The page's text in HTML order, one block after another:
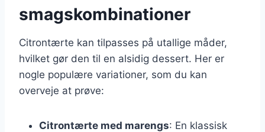
smagskombinationer
Citrontærte kan tilpasses på utallige måder,
hvilket gør den til en alsidig dessert. Her er
nogle populære variationer, som du kan
overveje at prøve:
Citrontærte med marengs: En klassisk